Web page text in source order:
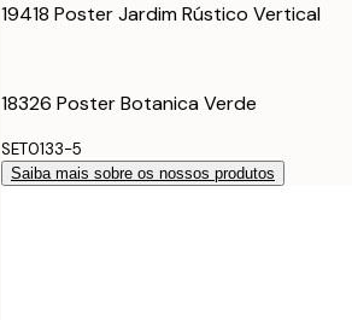
19418 Poster Jardim Rústico Vertical
18326 Poster Botanica Verde
SET0133-5
Saiba mais sobre os nossos produtos